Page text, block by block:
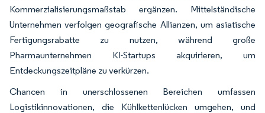
Kommerzialisierungsmaßstab ergänzen. Mittelständische
Unternehmen verfolgen geografische Allianzen, um asiatische
Fertigungsrabatte zu nutzen, während große
Pharmaunternehmen KI-Startups akquirieren, um
Entdeckungszeitpläne zu verkürzen.
Chancen in unerschlossenen Bereichen umfassen
Logistikinnovationen, die Kühlkettenlücken umgehen, und